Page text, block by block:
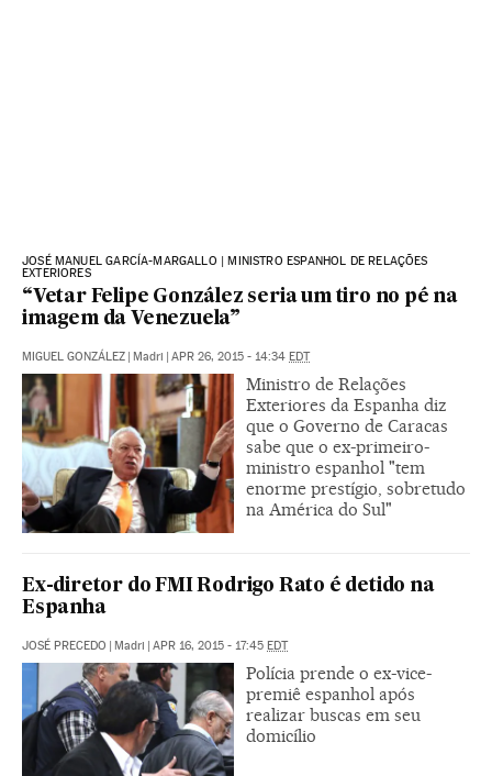
JOSÉ MANUEL GARCÍA-MARGALLO | MINISTRO ESPANHOL DE RELAÇÕES
EXTERIORES
“Vetar Felipe González seria um tiro no pé na
imagem da Venezuela”
MIGUEL GONZÁLEZ Madri APR 26, 2015 - 14:34 EDT
Ministro de Relações
Exteriores da Espanha diz
que o Governo de Caracas
sabe que o ex-primeiro-
ministro espanhol "tem
enorme prestígio, sobretudo
na América do Sul"
Ex-diretor do FMI Rodrigo Rato é detido na
Espanha
JOSÉ PRECEDO Madri APR 16, 2015 - 17:45 EDT
Polícia prende o ex-vice-
premiê espanhol após
realizar buscas em seu
domicílio